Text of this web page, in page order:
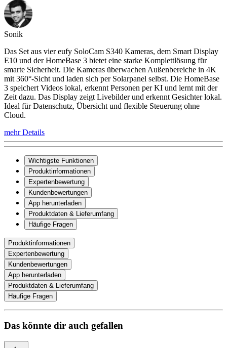
Sonik
Das Set aus vier eufy SoloCam S340 Kameras, dem Smart Display
E10 und der HomeBase 3 bietet eine starke Komplettlösung für
smarte Sicherheit. Die Kameras überwachen Außenbereiche in 4K
mit 360°-Sicht und laden sich per Solarpanel selbst. Die HomeBase
3 speichert Videos lokal, erkennt Personen per KI und lernt mit der
Zeit dazu. Das Display zeigt Livebilder und erkennt Gesichter lokal.
Ideal für Datenschutz, Übersicht und flexible Steuerung ohne
Cloud.
mehr Details
Wichtigste Funktionen
Produktinformationen
Expertenbewertung
Kundenbewertungen
App herunterladen
Produktdaten & Lieferumfang
Häufige Fragen
Produktinformationen
Expertenbewertung
Kundenbewertungen
App herunterladen
Produktdaten & Lieferumfang
Häufige Fragen
Das könnte dir auch gefallen